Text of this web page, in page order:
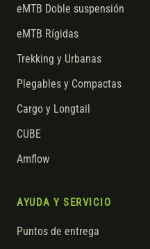
eMTB Doble suspensión
eMTB Rígidas
Trekking y Urbanas
Plegables y Compactas
Cargo y Longtail
CUBE
Amflow
AYUDA Y SERVICIO
Puntos de entrega